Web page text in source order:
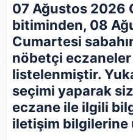
07 Ağustos 2026
bitiminden, 08
Cumartesi
nöbetçi eczaneler
listelenmiştir.
seçimi yaparak
eczane ile ilgili
iletişim bilgilerine